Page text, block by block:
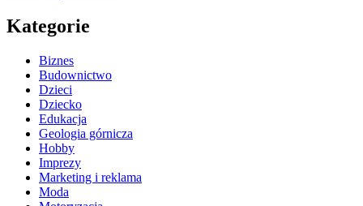
Kategorie
Biznes
Budownictwo
Dzieci
Dziecko
Edukacja
Geologia górnicza
Hobby
Imprezy
Marketing i reklama
Moda